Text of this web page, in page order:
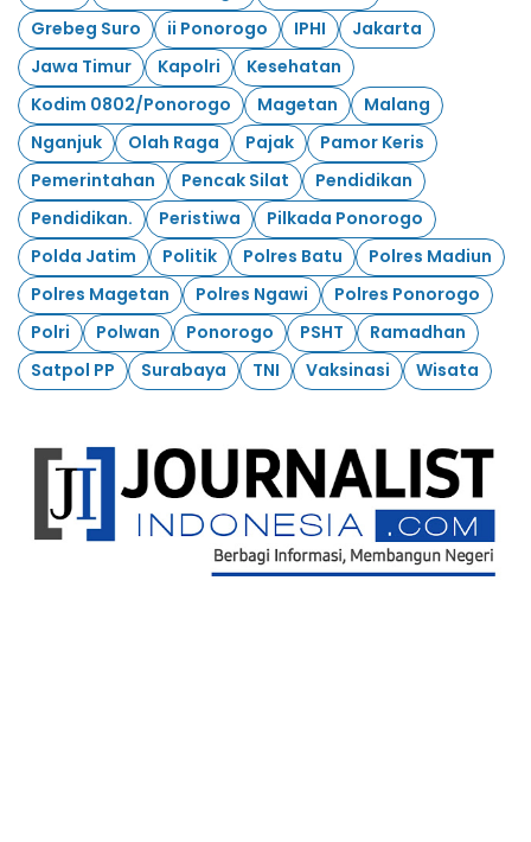
Grebeg Suro
ii Ponorogo IPHI
Jakarta
Jawa Timur
Kapolri
Kesehatan
Kodim 0802/Ponorogo
Magetan
Malang
Nganjuk
Olah Raga Pajak
Pamor Keris
Pemerintahan
Pencak Silat
Pendidikan
Pendidikan.
Peristiwa
Pilkada Ponorogo
Polda Jatim
Politik Polres Batu
Polres Madiun
Polres Magetan
Polres Ngawi
Polres Ponorogo
Polri
Polwan Ponorogo PSHT
Ramadhan
Satpol PP
Surabaya TNI Vaksinasi Wisata